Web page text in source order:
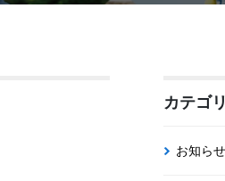
カテゴ
お知らせ